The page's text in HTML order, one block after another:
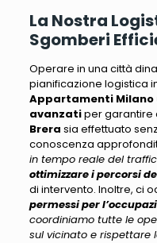
La Nostra
Sgomberi
Operare in una città
pianificazione logistica
Appartamenti Milano
avanzatiper garantire
Brera sia effettuato
conoscenza
in tempo reale del
ottimizzare i percorsi
di intervento. Inoltre, ci
permessi per
coordiniamo tutte le
sul vicinato e rispettare